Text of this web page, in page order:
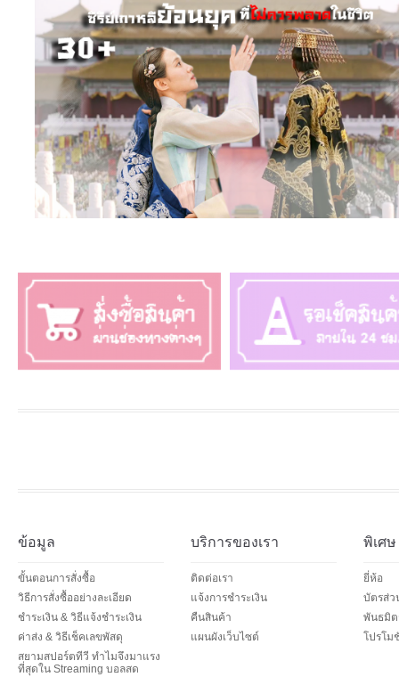
ข้อมูล
ขั้นตอนการสั่งซื้อ
วิธีการสั่งซื้ออย่างละเอียด
ชำระเงิน & วิธีแจ้งชำระเงิน
ค่าส่ง & วิธีเช็คเลขพัสดุ
สยามสปอร์ตทีวี ทำไมจึงมาแรง
ที่สุดใน Streaming บอลสด
บริการของเรา
ติดต่อเรา
แจ้งการชำระเงิน
คืนสินค้า
แผนผังเว็บไซต์
พิเศษ
ยี่ห้อ
บัตรส่ว
พันธมิต
โปรโม